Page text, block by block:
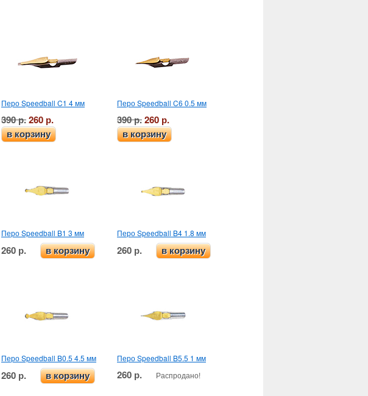
Перо Speedball C1 4 мм
390 р.260 р.
в корзину
Перо Speedball C6 0.5 мм
390 р.260 р.
в корзину
Перо Speedball B1 3 мм
260 р. в корзину
Перо Speedball B4 1.8 мм
260 р. в корзину
Перо Speedball B0.5 4.5 мм
260 р. в корзину
Перо Speedball B5.5 1 мм
260 р. Распродано!